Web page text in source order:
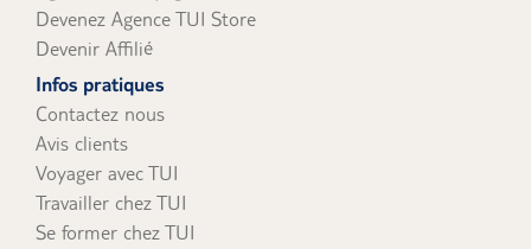
Devenez Agence TUI Store
Devenir Affilié
Infos pratiques
Contactez nous
Avis clients
Voyager avec TUI
Travailler chez TUI
Se former chez TUI